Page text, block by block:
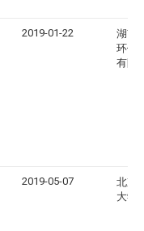
2019-01-22
湖南
环保
有限
2019-05-07
北京
大学